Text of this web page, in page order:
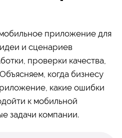
приложение для
и сценариев
проверки качества,
когда бизнесу
какие ошибки
к мобильной
задачи компании.